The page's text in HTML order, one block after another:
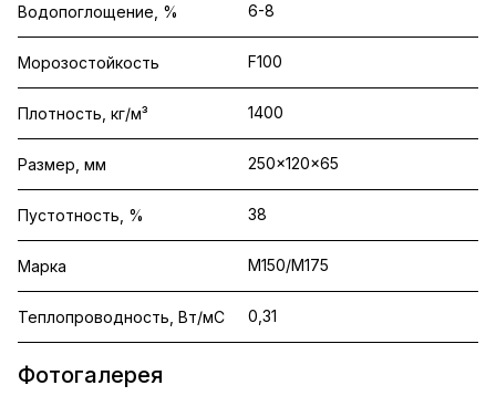
Водопоглощение, % 6-8
Морозостойкость F100
Плотность, кг/м³ 1400
Размер, мм 250x120x65
Пустотность, % 38
Марка М150/М175
Теплопроводность, Вт/мС 0,31
Фотогалерея